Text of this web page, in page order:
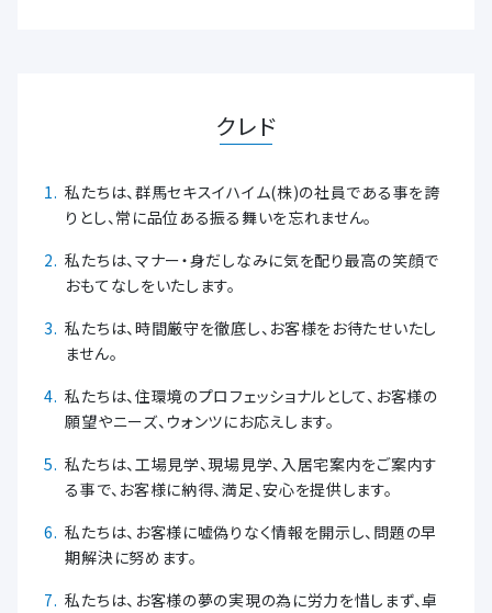
クレド
私たちは、群馬セキスイハイム(株)の社員である事を誇
りとし、常に品位ある振る舞いを忘れません。
私たちは、マナー・身だしなみに気を配り最高の笑顔で
おもてなしをいたします。
私たちは、時間厳守を徹底し、お客様をお待たせいたし
ません。
私たちは、住環境のプロフェッショナルとして、お客様の
願望やニーズ、ウォンツにお応えします。
私たちは、工場見学、現場見学、入居宅案内をご案内す
る事で、お客様に納得、満足、安心を提供します。
私たちは、お客様に嘘偽りなく情報を開示し、問題の早
期解決に努めます。
私たちは、お客様の夢の実現の為に労力を惜しまず、卓